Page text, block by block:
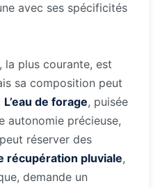
avec ses spécificités
, la plus courante, est
sa composition peut
L’eau de forage, puisée
autonomie précieuse,
réserver des
récupération pluviale,
demande un